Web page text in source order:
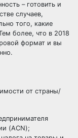
– готовить и
случаев,
того, какие
более, что в 2018
формат и вы
от страны/
(ACN);